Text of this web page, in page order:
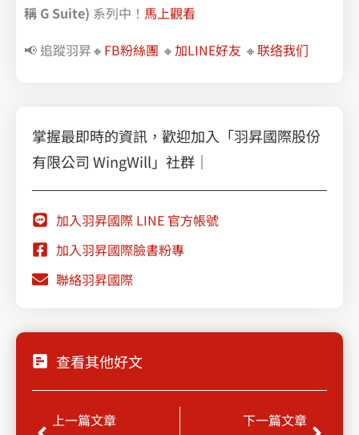
稱 G Suite) 系列中！ 馬上觀看
📢 追蹤羽昇🔸 FB粉絲團 🔸加LINE好友 🔸联络我们
掌握最即時的資訊，歡迎加入「羽昇國際股份
有限公司 WingWill」社群｜
加入羽昇國際 LINE 官方帳號
加入羽昇國際臉書粉專
聯絡羽昇國際
查看其他好文
Prev
上一篇文章
下一篇文章Next